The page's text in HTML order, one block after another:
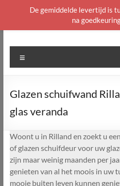
naar
Glazen schuifwand
glas veranda
Woont u in Rilland en zoekt u
of glazen schuifdeur voor uw
zijn maar weinig maanden per
genieten van al het moois in uw
mooie buiten leven kunnen
De gemiddelde levertijd is
na